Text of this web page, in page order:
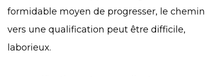
formidable moyen de progresser, le chemin
vers une qualification peut être difficile,
laborieux.